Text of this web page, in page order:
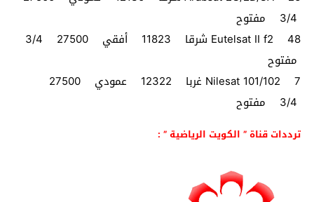
مفتوح
ترددات قناة ” الكويت الرياضية ” :